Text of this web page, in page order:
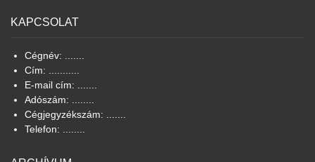
KAPCSOLAT
Cégnév: .......
Cím: ...........
E-mail cím: .......
Adószám: ........
Cégjegyzékszám: .......
Telefon: ........